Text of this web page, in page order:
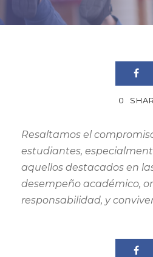
0
Resaltamos el
estudiantes,
aquellos destacados en
desempeño académico,
responsabilidad, y